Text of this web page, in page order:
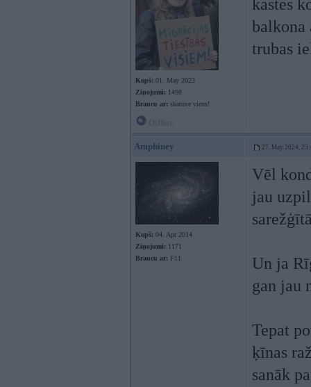
Kopš: 01. May 2023
Ziņojumi: 1498
Braucu ar: skatuve viens!
kastes
balkona
trubas
Amphiney 27. May 2024,
Kopš: 04. Apr 2014
Ziņojumi: 1171
Braucu ar: F11
Vēl
jau
Un ja
gan jau
Tepat
ķīnas
sanāk